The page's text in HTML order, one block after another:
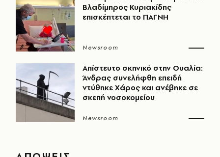
Βλαδίμηρος Κυριακίδης
επισκέπτεται το ΠΑΓΝΗ
Newsroom
Απίστευτο σκηνικό στην Ουαλία:
Άνδρας συνελήφθη επειδή
ντύθηκε Χάρος και ανέβηκε σε
σκεπή νοσοκομείου
Newsroom